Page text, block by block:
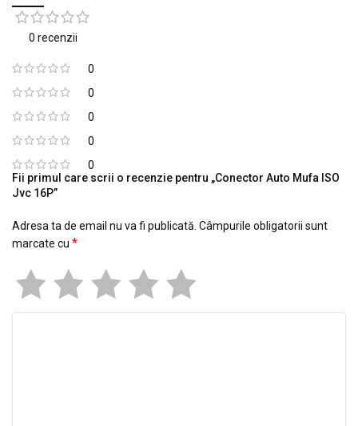
0 recenzii
0
0
0
0
0
Fii primul care scrii o recenzie pentru „Conector Auto Mufa ISO
Jvc 16P”
Adresa ta de email nu va fi publicată. Câmpurile obligatorii sunt
marcate cu *